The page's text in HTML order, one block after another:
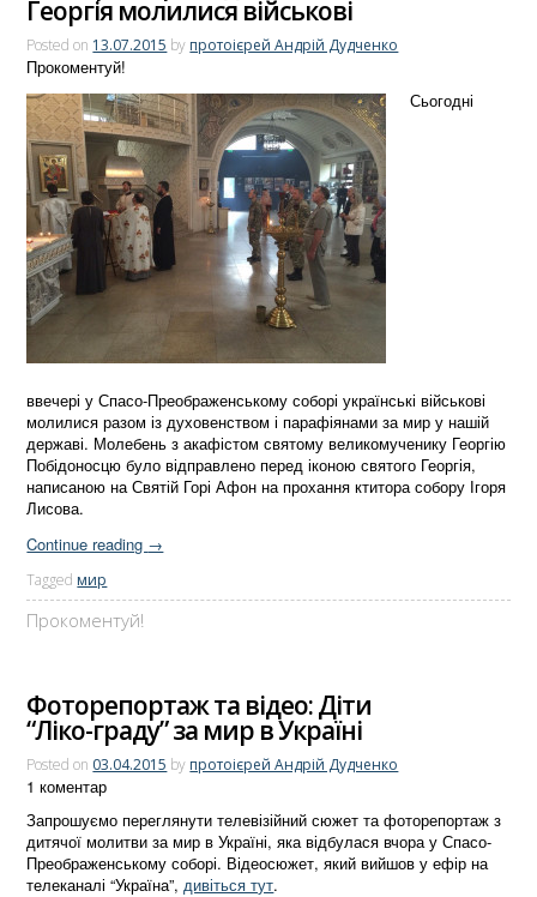
Георгія молилися військові
Posted on 13.07.2015 by протоієрей Андрій Дудченко
Прокоментуй!
Сьогодні
ввечері у Спасо-Преображенському соборі українські військові
молилися разом із духовенством і парафіянами за мир у нашій
державі. Молебень з акафістом святому великомученику Георгію
Побідоносцю було відправлено перед іконою святого Георгія,
написаною на Святій Горі Афон на прохання ктитора собору Ігоря
Лисова.
Continue reading →
Tagged мир
Прокоментуй!
Фоторепортаж та відео: Діти
“Ліко-граду” за мир в Україні
Posted on 03.04.2015 by протоієрей Андрій Дудченко
1 коментар
Запрошуємо переглянути телевізійний сюжет та фоторепортаж з
дитячої молитви за мир в Україні, яка відбулася вчора у Спасо-
Преображенському соборі. Відеосюжет, який вийшов у ефір на
телеканалі “Україна”, дивіться тут.